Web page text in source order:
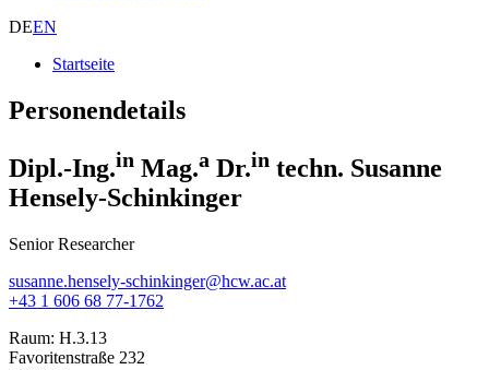
DEEN
Startseite
Personendetails
Dipl.-Ing.in Mag.a Dr.in techn. Susanne
Hensely-Schinkinger
Senior Researcher
susanne.hensely-schinkinger@hcw.ac.at
+43 1 606 68 77-1762
Raum: H.3.13
Favoritenstraße 232